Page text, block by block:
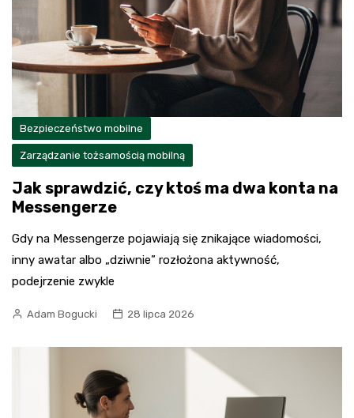
Bezpieczeństwo mobilne
Zarządzanie tożsamością mobilną
Jak sprawdzić, czy ktoś ma dwa konta na
Messengerze
Gdy na Messengerze pojawiają się znikające wiadomości,
inny awatar albo „dziwnie” rozłożona aktywność,
podejrzenie zwykle
Adam Bogucki 28 lipca 2026